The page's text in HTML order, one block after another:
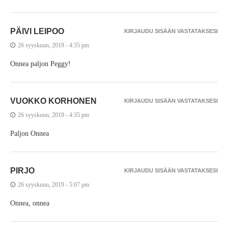
PÄIVI LEIPOO
26 syyskuun, 2019 - 4:35 pm
Onnea paljon Peggy!
KIRJAUDU SISÄÄN VASTATAKSESI
VUOKKO KORHONEN
26 syyskuun, 2019 - 4:35 pm
Paljon Onnea
KIRJAUDU SISÄÄN VASTATAKSESI
PIRJO
26 syyskuun, 2019 - 5:07 pm
Onnea, onnea
KIRJAUDU SISÄÄN VASTATAKSESI